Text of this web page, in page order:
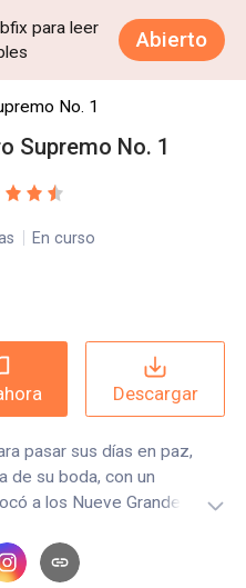
para leer
Abierto
No. 1
Supremo No. 1
En curso
Descargar
pasar sus días en paz,
de su boda, con un
a los Nueve Grandes